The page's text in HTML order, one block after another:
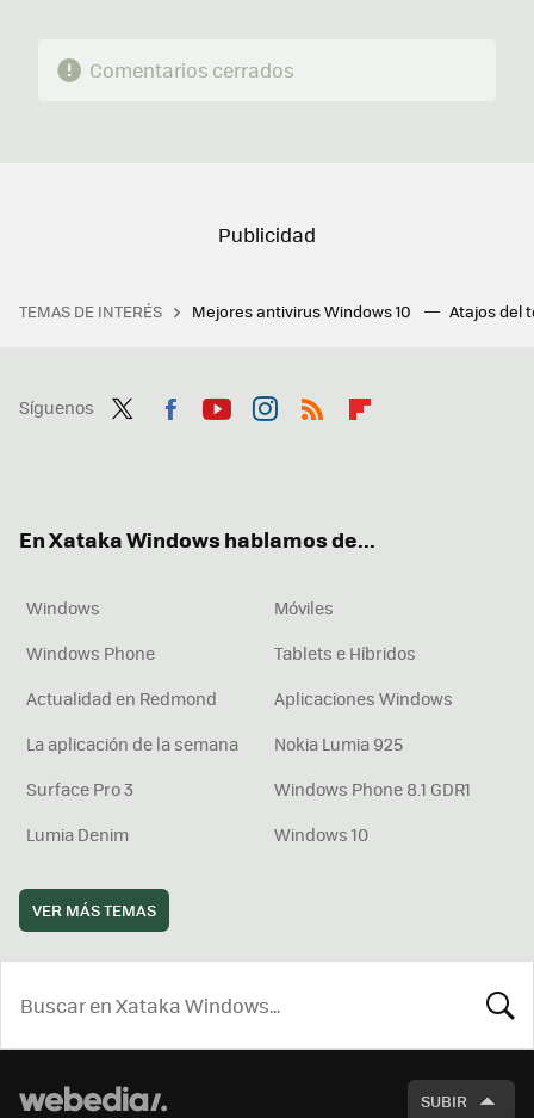
Comentarios cerrados
TEMAS DE INTERÉS Mejores antivirus Windows 10 Atajos del
Síguenos
En Xataka Windows hablamos de...
Windows
Móviles
Windows Phone
Tablets e Híbridos
Actualidad en Redmond
Aplicaciones Windows
La aplicación de la semana
Nokia Lumia 925
Surface Pro 3
Windows Phone 8.1 GDR1
Lumia Denim
Windows 10
VER MÁS TEMAS
SUBIR